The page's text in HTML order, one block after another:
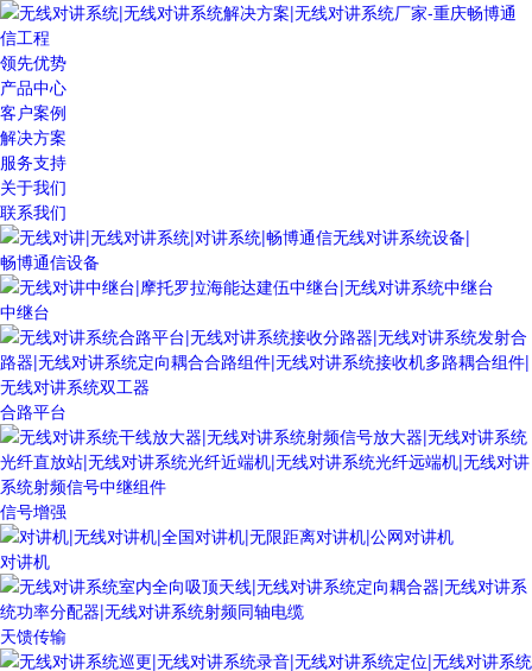
领先优势
产品中心
客户案例
解决方案
服务支持
关于我们
联系我们
畅博通信设备
中继台
合路平台
信号增强
对讲机
天馈传输